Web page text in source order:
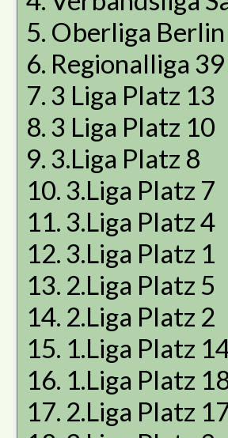
5. Oberliga
6. Regionalliga
7. 3 Liga Platz 13
8. 3 Liga Platz 10
9. 3.Liga Platz 8
10. 3.Liga Platz 7
11. 3.Liga Platz 4
12. 3.Liga Platz 1
13. 2.Liga Platz 5
14. 2.Liga Platz 2
15. 1.Liga Platz
16. 1.Liga Platz
17. 2.Liga Platz